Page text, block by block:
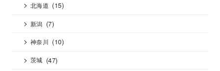
北海道 (15)
新潟 (7)
神奈川 (10)
茨城 (47)